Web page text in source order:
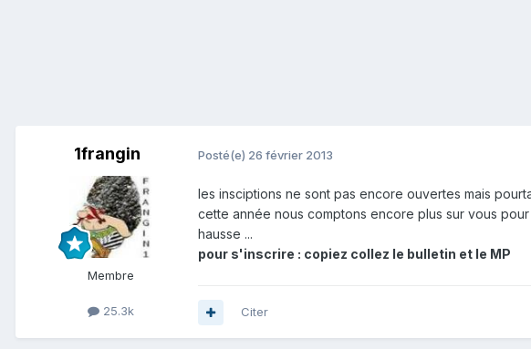
1frangin
Membre
25.3k
Posté(e) 26 février 2013
les insciptions ne sont pas encore ouvertes mais
cette année nous comptons encore plus sur vous
hausse ...
pour s'inscrire : copiez collez le bulletin et le MP
Citer